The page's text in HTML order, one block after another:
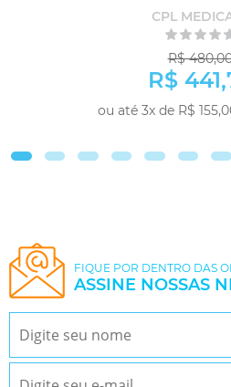
CPL
R$
R$
ou até 3x de R$
FIQUE POR DENTRO DAS
ASSINE NOSSAS